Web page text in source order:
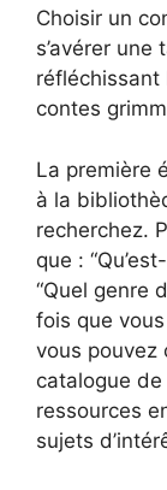
Choisir un
s’avérer
réfléchissant
contes
La première
à la
recherchez.
que :
“Quel genre
fois que
vous pouvez
catalogue
ressources
sujets